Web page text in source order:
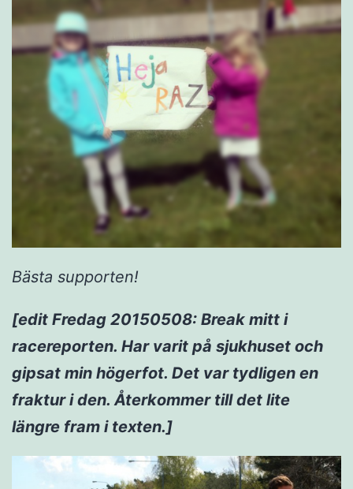
Bästa supporten!
[edit Fredag 20150508: Break mitt i
racereporten. Har varit på sjukhuset och
gipsat min högerfot. Det var tydligen en
fraktur i den. Återkommer till det lite
längre fram i texten.]